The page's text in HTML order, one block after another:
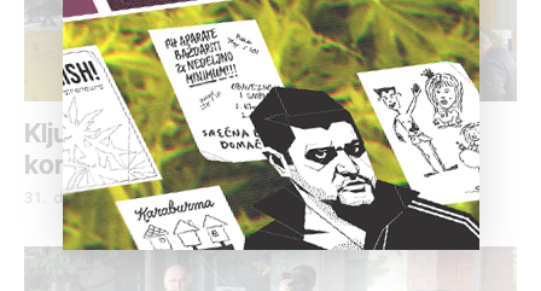
Ključni događaji u vezi sa kriminalom i
korupcijom u 2015.
31. decembar 2015.